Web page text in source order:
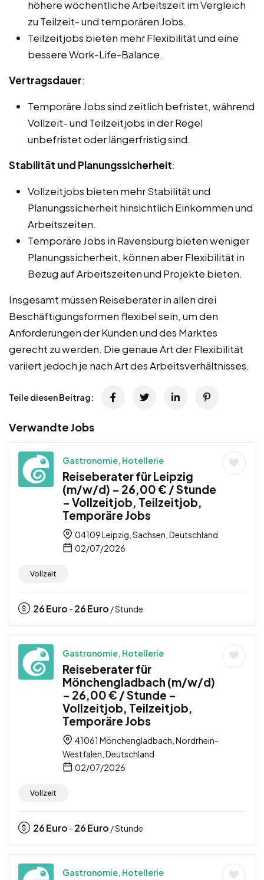
höhere wöchentliche Arbeitszeit im Vergleich
zu Teilzeit- und temporären Jobs.
Teilzeitjobs bieten mehr Flexibilität und eine
bessere Work-Life-Balance.
Vertragsdauer:
Temporäre Jobs sind zeitlich befristet, während
Vollzeit- und Teilzeitjobs in der Regel
unbefristet oder längerfristig sind.
Stabilität und Planungssicherheit:
Vollzeitjobs bieten mehr Stabilität und
Planungssicherheit hinsichtlich Einkommen und
Arbeitszeiten.
Temporäre Jobs in Ravensburg bieten weniger
Planungssicherheit, können aber Flexibilität in
Bezug auf Arbeitszeiten und Projekte bieten.
Insgesamt müssen Reiseberater in allen drei
Beschäftigungsformen flexibel sein, um den
Anforderungen der Kunden und des Marktes
gerecht zu werden. Die genaue Art der Flexibilität
variiert jedoch je nach Art des Arbeitsverhältnisses.
Teile diesen Beitrag:
Verwandte Jobs
Gastronomie, Hotellerie
Reiseberater für Leipzig
(m/w/d) – 26,00 € / Stunde
– Vollzeitjob, Teilzeitjob,
Temporäre Jobs
04109 Leipzig, Sachsen, Deutschland
02/07/2026
Vollzeit
26Euro - 26Euro / Stunde
Gastronomie, Hotellerie
Reiseberater für
Mönchengladbach (m/w/d)
– 26,00 € / Stunde –
Vollzeitjob, Teilzeitjob,
Temporäre Jobs
41061 Mönchengladbach, Nordrhein-
Westfalen, Deutschland
02/07/2026
Vollzeit
26Euro - 26Euro / Stunde
Gastronomie, Hotellerie